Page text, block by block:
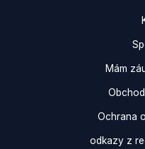
Mám
Ochrana
odkazy z